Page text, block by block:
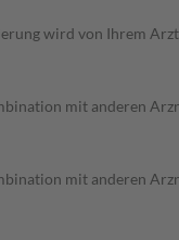
wird von Ihrem
mit anderen
mit anderen